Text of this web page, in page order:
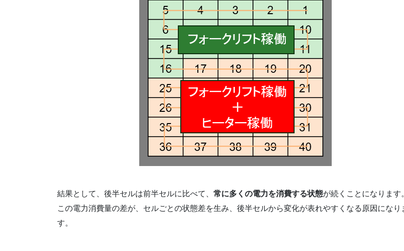
結果として、後半セルは前半セルに比べて、 常に多くの電力を消費する状態が続くことになります
この電力消費量の差が、セルごとの状態差を生み、後半セルから変化が表れやすくなる原因になり
す。